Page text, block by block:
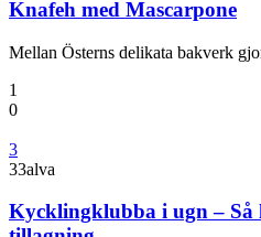
Knafeh med Mascarpone
Mellan Österns delikata bakverk
1
0
3
33alva
Kycklingklubba i ugn – Så